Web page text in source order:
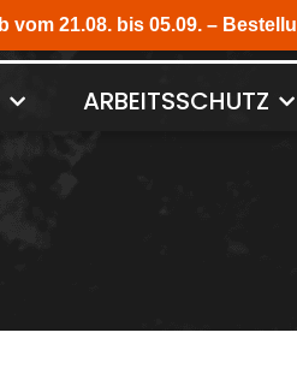
ARBEITSSCHUTZ